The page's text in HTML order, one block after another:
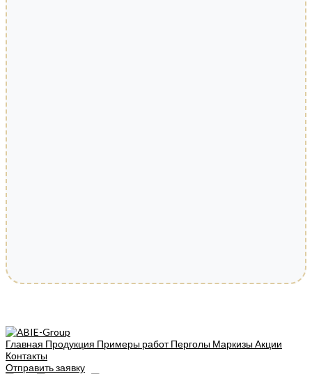
Главная Продукция Примеры работПерголы МаркизыАкции
Контакты
Отправить заявку